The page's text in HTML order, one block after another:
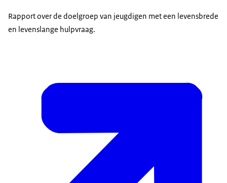
Rapport over de doelgroep van jeugdigen met een levensbrede
en levenslange hulpvraag.